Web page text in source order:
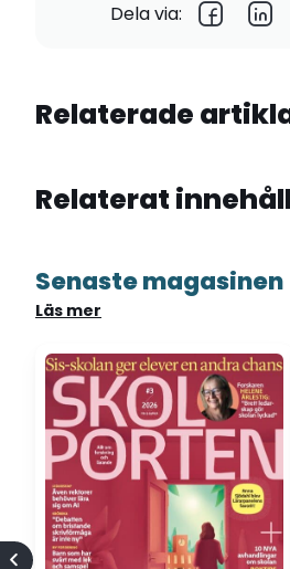
Dela via:
Relaterade
Relaterat innehåll
Senaste magasinen
Läs mer